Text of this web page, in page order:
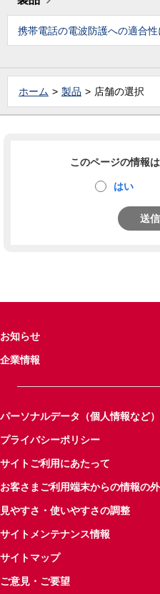
携帯電話の電波防護への適合性
ホーム 製品 店舗の選択
このページの情報
はい
送
お知らせ
企業情報
パーソナルデータ（個人情報など
プライバシーポリシー
サイトご利用にあたって
お客さまご利用端末からの情報の
見やすさ・使いやすさの調整
サイトメンテナンス情報
サイトマップ
ご意見・ご要望